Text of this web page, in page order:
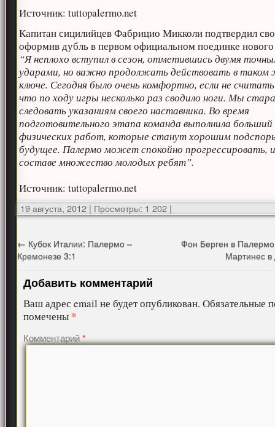
Источник: tuttopalermo.net
Капитан сицилийцев Фабрицио Микколи подтвердил
оформив дубль в первом официальном поединке нового
“Я неплохо вступил в сезон, отметившись двумя
ударами, но важно продолжать действовать в таком
ключе. Сегодня было очень комфортно, если не
что по ходу игры несколько раз сводило ноги. Мы
следовать указаниям своего наставника. Во время
подготовительного этапа команда выполнила
физических работ, которые станут хорошим
будущее. Палермо может спокойно прогрессировать,
составе множество молодых ребят”.
Источник: tuttopalermo.net
19 августа, 2012 | Просмотры: 1 202 |
← Кубок Италии: Палермо –
Кремонезе 3:1
Фон Берген в
Мартинес
Добавить комментарий
Ваш адрес email не будет опубликован. Обязательные
помечены *
Комментарий*